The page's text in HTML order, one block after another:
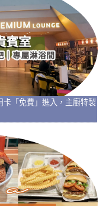
卡「免費」進入，主廚特製